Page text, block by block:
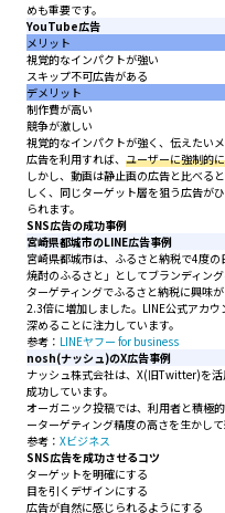
めも重要です。
YouTube広告
メリット
視覚的なインパクトが強い
スキップ不可広告がある
デメリット
制作費が高い
競争が激しい
視覚的なインパクトが強く、伝えたい
広告を利用すれば、 ユーザーに強制的
しかし、動画は静止画の広告と比べる
しく、同じターゲット層を狙う広告が
られます。
SNS広告の成功事例
宮崎県都城市のLINE広告事例
宮崎県都城市は、ふるさと納税で4度
焼酎のふるさと」としてブランディン
ターゲティングでふるさと納税に興味
2.3倍に増加しました。LINE公式アカ
深めることに注力しています。
参考： LINEヤフー for business
nosh(ナッシュ)のX広告事例
ナッシュ株式会社は、X(旧Twitter)を
成功しています。
オーガニック投稿では、利用者と積極
ーターゲティング精度の高さを生かし
参考： Xビジネス
SNS広告を成功させるコツ
ターゲットを明確にする
目を引くデザインにする
広告が自然に感じられるようにする